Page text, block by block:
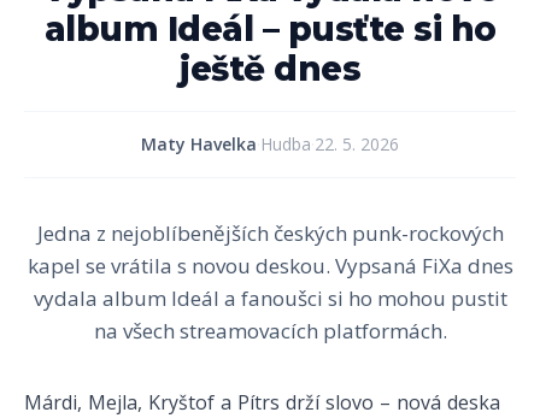
album Ideál – pusťte si ho
ještě dnes
Maty Havelka Hudba 22. 5. 2026
Jedna z nejoblíbenějších českých punk-rockových
kapel se vrátila s novou deskou. Vypsaná FiXa dnes
vydala album Ideál a fanoušci si ho mohou pustit
na všech streamovacích platformách.
Márdi, Mejla, Kryštof a Pítrs drží slovo – nová deska